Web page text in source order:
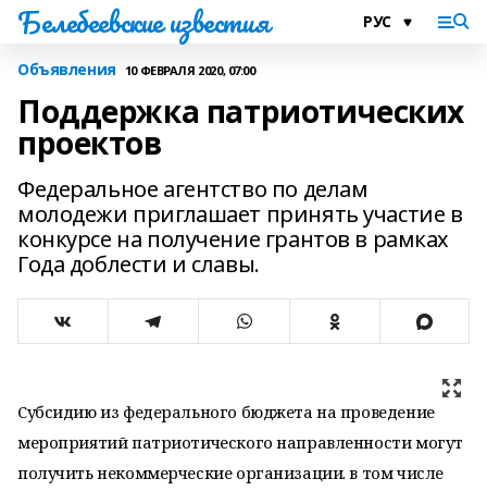
Белебеевские известия
Объявления 10 ФЕВРАЛЯ 2020, 07:00
Поддержка патриотических
проектов
Федеральное агентство по делам
молодежи приглашает принять участие в
конкурсе на получение грантов в рамках
Года доблести и славы.
Субсидию из федерального бюджета на проведение
мероприятий патриотического направленности могут
получить некоммерческие организации. в том числе